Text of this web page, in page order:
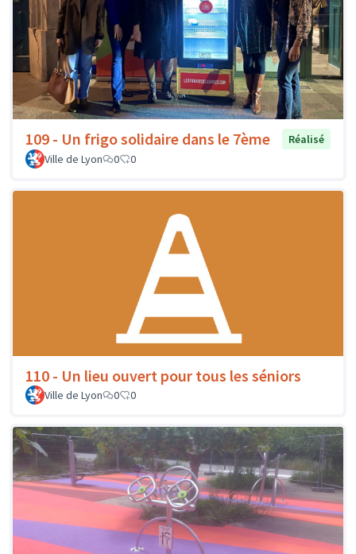
109 - Un frigo solidaire dans le 7ème
Réalisé
Ville de Lyon
0 0
110 - Un lieu ouvert pour tous les séniors
Ville de Lyon 0 0